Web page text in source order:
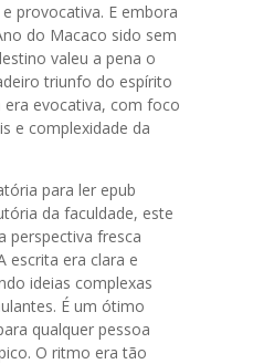
provocativa. E embora
do Macaco sido sem
valeu a pena o
triunfo do espírito
era evocativa, com foco
e complexidade da
para ler epub
da faculdade, este
perspectiva fresca
escrita era clara e
ideias complexas
É um ótimo
qualquer pessoa
O ritmo era tão